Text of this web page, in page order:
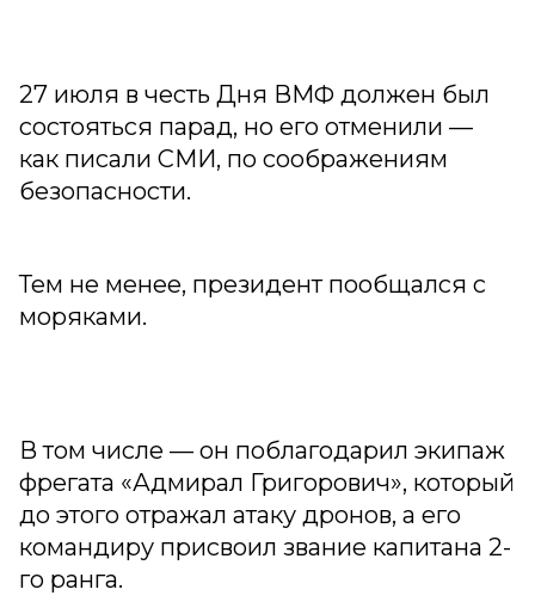
27 июля в честь Дня ВМФ должен был
состояться парад, но его отменили —
как писали СМИ, по соображениям
безопасности.
Тем не менее, президент пообщался с
моряками.
В том числе — он поблагодарил экипаж
фрегата «Адмирал Григорович», который
до этого отражал атаку дронов, а его
командиру присвоил звание капитана 2-
го ранга.